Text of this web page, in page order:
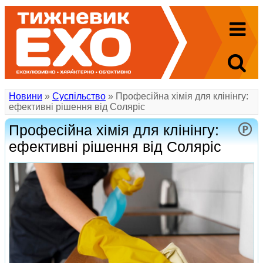
Новини » Суспільство » Професійна хімія для клінінгу:
ефективні рішення від Соляріс
Професійна хімія для клінінгу:
ефективні рішення від Соляріс